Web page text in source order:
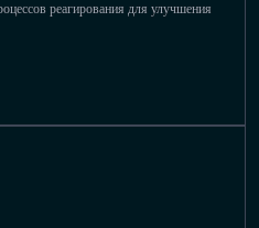
реагирования для улучшения